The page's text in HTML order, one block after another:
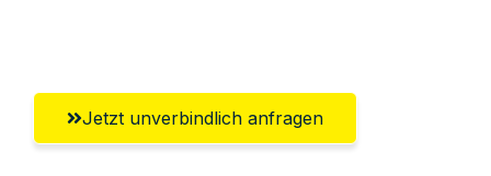
Jetzt unverbindlich anfragen